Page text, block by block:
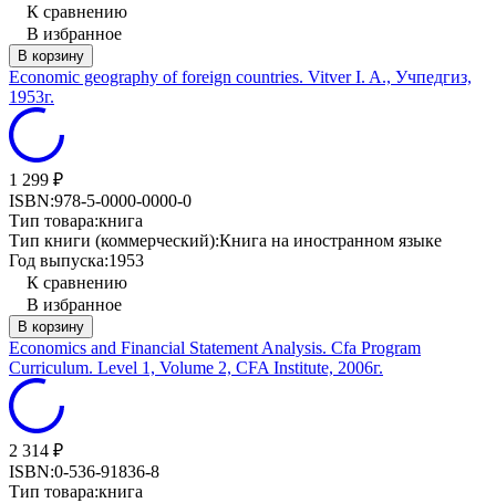
К сравнению
В избранное
В корзину
Economic geography of foreign countries. Vitver I. A., Учпедгиз,
1953г.
1 299 ₽
ISBN:978-5-0000-0000-0
Тип товара:книга
Тип книги (коммерческий):Книга на иностранном языке
Год выпуска:1953
К сравнению
В избранное
В корзину
Economics and Financial Statement Analysis. Cfa Program
Curriculum. Level 1, Volume 2, CFA Institute, 2006г.
2 314 ₽
ISBN:0-536-91836-8
Тип товара:книга